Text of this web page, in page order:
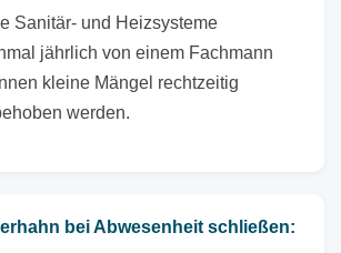
Sanitär- und Heizsysteme
jährlich von einem Fachmann
kleine Mängel rechtzeitig
werden.
bei Abwesenheit schließen: